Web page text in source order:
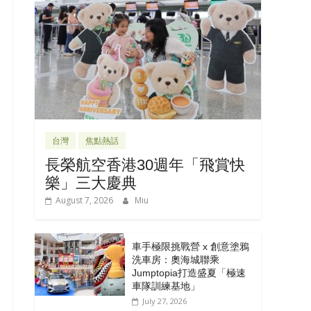
台灣 焦點熱話
長榮航空香港30週年「飛賞快
樂」三大慶典
August 7, 2026 Miu
車手極限挑戰營 x 創意塗鴉
洗車房：奧海城聯乘
Jumptopia打造盛夏「極速
車隊訓練基地」
July 27, 2026